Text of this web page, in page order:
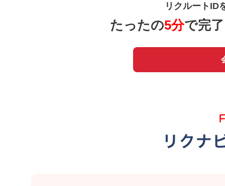
リクルートID
たったの5分で完